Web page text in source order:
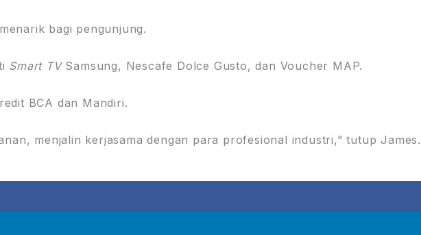
bagi pengunjung.
Smart TV Samsung, Nescafe Dolce Gusto, dan Voucher MAP.
BCA dan Mandiri.
menjalin kerjasama dengan para profesional industri,” tutup James.